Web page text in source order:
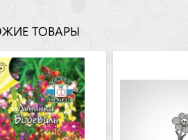
ТОВАРЫ